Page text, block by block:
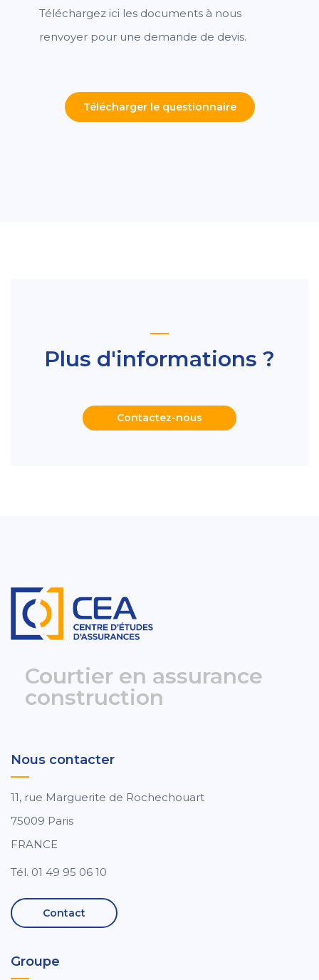
Téléchargez ici les documents à nous
renvoyer pour une demande de devis.
Télécharger le questionnaire
Plus d'informations ?
Contactez-nous
Courtier en assurance
construction
Nous contacter
11, rue Marguerite de Rochechouart
75009 Paris
FRANCE
Tél. 01 49 95 06 10
Contact
Groupe